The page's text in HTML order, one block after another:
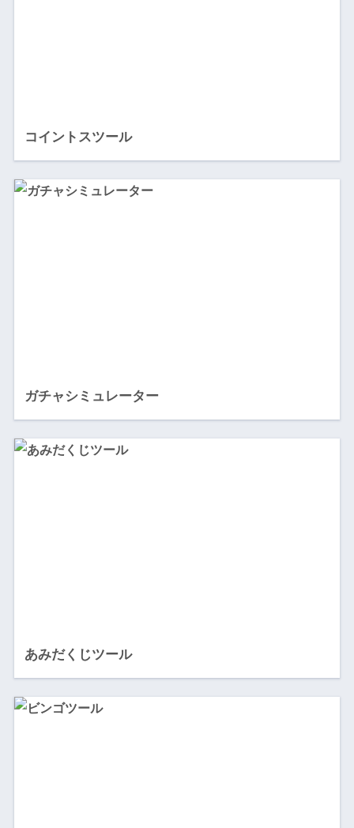
コイントスツール
ガチャシミュレーター
あみだくじツール